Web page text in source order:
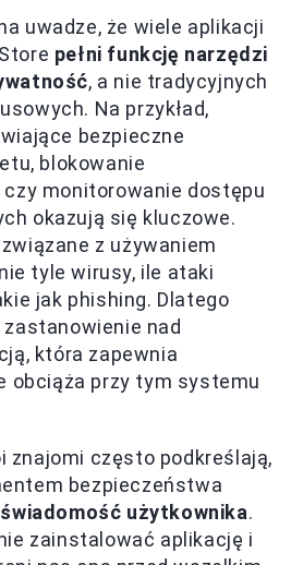
uwadze, że wiele aplikacji
pełni funkcję narzędzi
, a nie tradycyjnych
Na przykład,
bezpieczne
blokowanie
monitorowanie dostępu
okazują się kluczowe.
z używaniem
tyle wirusy, ile ataki
jak phishing. Dlatego
nad
która zapewnia
obciąża przy tym systemu
znajomi często podkreślają,
bezpieczeństwa
świadomość użytkownika.
zainstalować aplikację i